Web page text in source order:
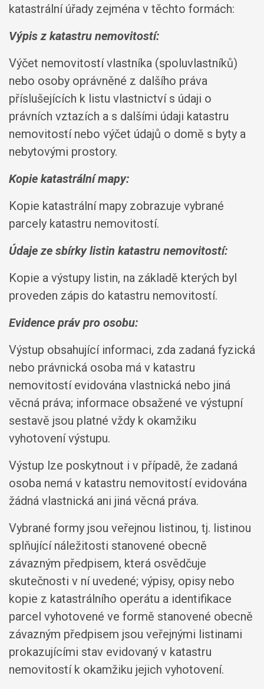
katastrální úřady zejména v těchto formách:
Výpis z katastru nemovitostí:
Výčet nemovitostí vlastníka (spoluvlastníků)
nebo osoby oprávněné z dalšího práva
příslušejících k listu vlastnictví s údaji o
právních vztazích a s dalšími údaji katastru
nemovitostí nebo výčet údajů o domě s byty a
nebytovými prostory.
Kopie katastrální mapy:
Kopie katastrální mapy zobrazuje vybrané
parcely katastru nemovitostí.
Údaje ze sbírky listin katastru nemovitostí:
Kopie a výstupy listin, na základě kterých byl
proveden zápis do katastru nemovitostí.
Evidence práv pro osobu:
Výstup obsahující informaci, zda zadaná fyzická
nebo právnická osoba má v katastru
nemovitostí evidována vlastnická nebo jiná
věcná práva; informace obsažené ve výstupní
sestavě jsou platné vždy k okamžiku
vyhotovení výstupu.
Výstup lze poskytnout i v případě, že zadaná
osoba nemá v katastru nemovitostí evidována
žádná vlastnická ani jiná věcná práva.
Vybrané formy jsou veřejnou listinou, tj. listinou
splňující náležitosti stanovené obecně
závazným předpisem, která osvědčuje
skutečnosti v ní uvedené; výpisy, opisy nebo
kopie z katastrálního operátu a identifikace
parcel vyhotovené ve formě stanovené obecně
závazným předpisem jsou veřejnými listinami
prokazujícími stav evidovaný v katastru
nemovitostí k okamžiku jejich vyhotovení.